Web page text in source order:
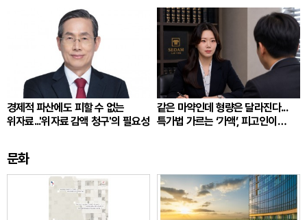
경제적 파산에도 피할 수 없는
위자료...'위자료 감액 청구'의 필요성
같은 마약인데 형량은 달라진다...
특가법 가르는 ‘가액’, 피고인이
문화